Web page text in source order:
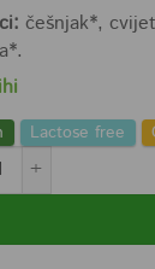
češnjak*,
Lactose free
Olio mješavina